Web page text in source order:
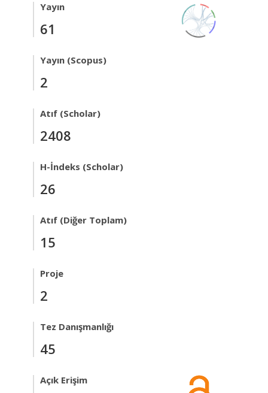
Yayın
61
Yayın (Scopus)
2
Atıf (Scholar)
2408
H-İndeks (Scholar)
26
Atıf (Diğer Toplam)
15
Proje
2
Tez Danışmanlığı
45
Açık Erişim